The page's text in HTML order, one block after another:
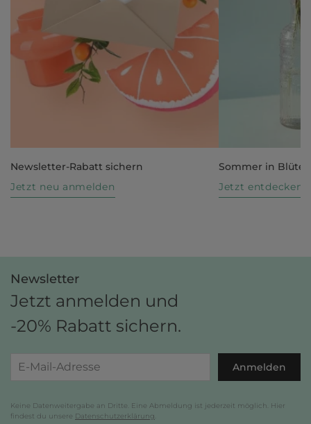
Newsletter-Rabatt sichern
Jetzt neu anmelden
Sommer in Blüte
Jetzt entdecken
Newsletter
Jetzt anmelden und
-20% Rabatt sichern.
Anmelden
Keine Datenweitergabe an Dritte. Eine Abmeldung ist jederzeit möglich. Hier
findest du unsere Datenschutzerklärung